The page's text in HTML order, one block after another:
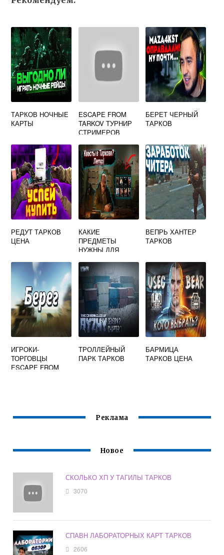
ТАРКОВ НОЧНЫЕ
КАРТЫ
ESCAPE FROM
TARKOV ТУРНИР
СТРИМЕРОВ
БЕРЕТ ЧЕРНЫЙ
ТАРКОВ
РЕДУТ ТАРКОВ
ЦЕНА
КАКИЕ
ПРЕДМЕТЫ
НУЖНЫ ДЛЯ
ТАРКОВЕ
ВЕПРЬ ХАНТЕР
ТАРКОВ
ИГРОКИ-
ТОРГОВЦЫ
ESCAPE FROM
ТРОЛЛЕЙНЫЙ
ПАРК ТАРКОВ
БАРМИЦА
ТАРКОВ ЦЕНА
Реклама
Новое
СКОЛЬКО ХП У ТАГИЛЫ ТАРКОВ
3070
СПАВН ЛАБОРАТОРНЫХ КАРТ ТАРКОВ
2606